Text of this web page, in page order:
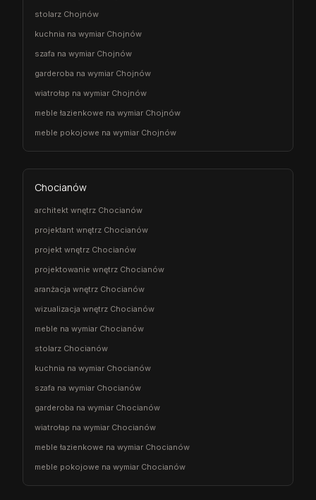
stolarz Chojnów
kuchnia na wymiar Chojnów
szafa na wymiar Chojnów
garderoba na wymiar Chojnów
wiatrołap na wymiar Chojnów
meble łazienkowe na wymiar Chojnów
meble pokojowe na wymiar Chojnów
Chocianów
architekt wnętrz Chocianów
projektant wnętrz Chocianów
projekt wnętrz Chocianów
projektowanie wnętrz Chocianów
aranżacja wnętrz Chocianów
wizualizacja wnętrz Chocianów
meble na wymiar Chocianów
stolarz Chocianów
kuchnia na wymiar Chocianów
szafa na wymiar Chocianów
garderoba na wymiar Chocianów
wiatrołap na wymiar Chocianów
meble łazienkowe na wymiar Chocianów
meble pokojowe na wymiar Chocianów